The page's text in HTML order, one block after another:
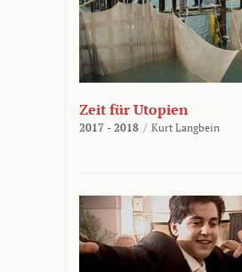
Zeit für Utopien
2017 - 2018 / Kurt Langbein